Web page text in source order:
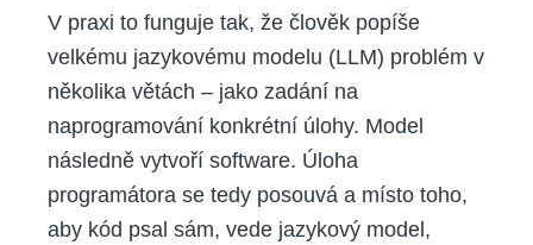
V praxi to funguje tak, že člověk popíše
velkému jazykovému modelu (LLM) problém v
několika větách – jako zadání na
naprogramování konkrétní úlohy. Model
následně vytvoří software. Úloha
programátora se tedy posouvá a místo toho,
aby kód psal sám, vede jazykový model,